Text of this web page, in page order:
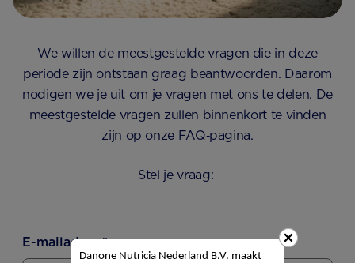
We willen de meestgestelde vragen die in deze
periode zijn ontstaan graag beantwoorden. Daarom
nodigen we je uit om je vragen met ons te delen. De
meestgestelde vragen zullen binnenkort te vinden
zijn op onze FAQ‑pagina.
Stel je vraag:
E-mailadres *
Danone Nutricia Nederland B.V. maakt